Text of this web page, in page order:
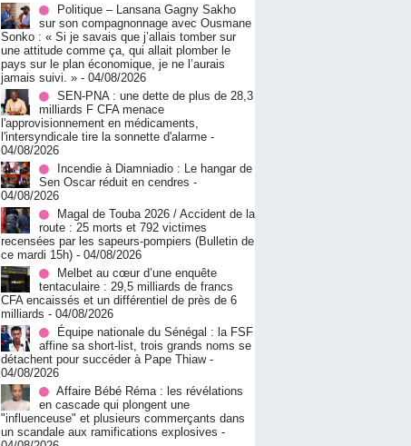
Politique – Lansana Gagny Sakho
sur son compagnonnage avec Ousmane
Sonko : « Si je savais que j’allais tomber sur
une attitude comme ça, qui allait plomber le
pays sur le plan économique, je ne l’aurais
jamais suivi. » - 04/08/2026
SEN-PNA : une dette de plus de 28,3
milliards F CFA menace
l'approvisionnement en médicaments,
l'intersyndicale tire la sonnette d'alarme -
04/08/2026
Incendie à Diamniadio : Le hangar de
Sen Oscar réduit en cendres -
04/08/2026
Magal de Touba 2026 / Accident de la
route : 25 morts et 792 victimes
recensées par les sapeurs-pompiers (Bulletin de
ce mardi 15h) - 04/08/2026
Melbet au cœur d’une enquête
tentaculaire : 29,5 milliards de francs
CFA encaissés et un différentiel de près de 6
milliards - 04/08/2026
Équipe nationale du Sénégal : la FSF
affine sa short-list, trois grands noms se
détachent pour succéder à Pape Thiaw -
04/08/2026
Affaire Bébé Réma : les révélations
en cascade qui plongent une
"influenceuse" et plusieurs commerçants dans
un scandale aux ramifications explosives -